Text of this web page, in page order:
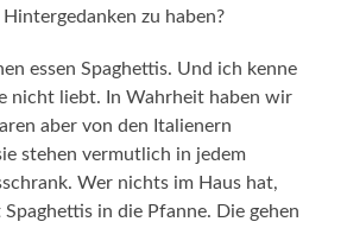
zu haben?
essen Spaghettis. Und ich kenne
nicht liebt. In Wahrheit haben wir
aber von den Italienern
stehen vermutlich in jedem
Wer nichts im Haus hat,
in die Pfanne. Die gehen